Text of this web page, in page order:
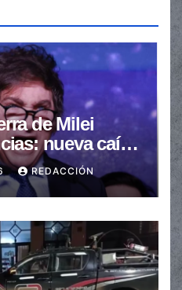
de Milei
nueva caída
no
REDACCIÓN